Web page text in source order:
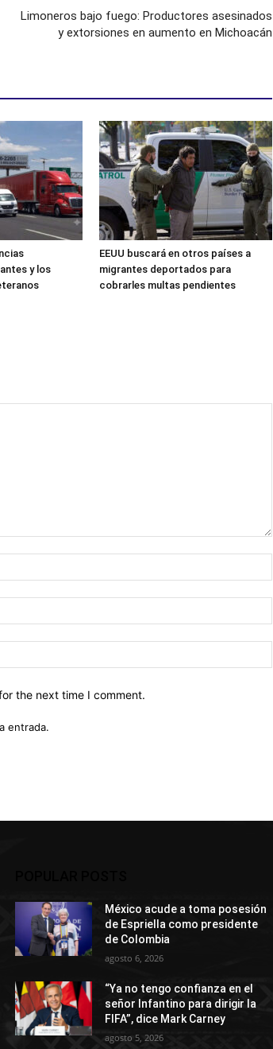
Limoneros bajo fuego: Productores asesinados
y extorsiones en aumento en Michoacán
y los
EEUU buscará en otros países a
migrantes deportados para
cobrarles multas pendientes
the next time I comment.
entrada.
México acude a toma posesión
de Espriella como presidente
de Colombia
agosto 6, 2026
“Ya no tengo confianza en el
señor Infantino para dirigir la
FIFA”, dice Mark Carney
agosto 5, 2026